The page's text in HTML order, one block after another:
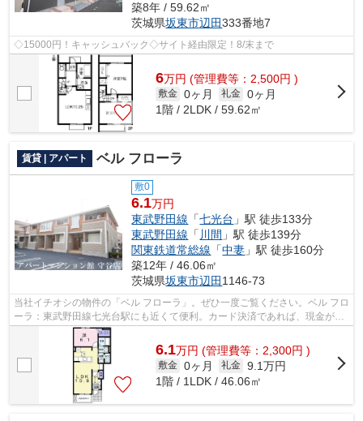
築8年 / 59.62㎡
茨城県坂東市辺田333番地7
◇15000円！キャッシュバック◇サイト経由限定！8/末まで
6万円 (管理費等：2,500円 )
敷金 0ヶ月 礼金 0ヶ月
1階 / 2LDK / 59.62㎡
賃貸 | アパート ベル フローラ
敷0
6.1万円
東武野田線 「七光台 」駅 徒歩133分
東武野田線 「 川間 」駅 徒歩139分
関東鉄道常総線 「中妻 」駅 徒歩160分
築12年 / 46.06㎡
茨城県坂東市辺田 1146-73
当社イチオシの物件の「ベル フローラ」。ぜひ一度ご覧ください。ベル フロ
ーラ：東武野田線七光台駅にも近くて便利。カード決済であれば、現金が手
元になくてもお支払いできます。四...
6.1万円 (管理費等：2,300円 )
敷金 0ヶ月 礼金 9.1万円
1階 / 1LDK / 46.06㎡